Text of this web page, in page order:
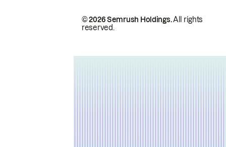
© 2026 Semrush Holdings.All rights
reserved.